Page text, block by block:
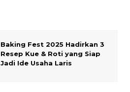
Baking Fest 2025 Hadirkan 3
Resep Kue & Roti yang Siap
Jadi Ide Usaha Laris